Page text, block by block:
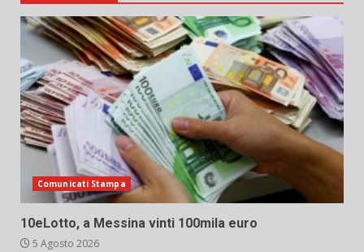
Comunicati Stampa
10eLotto, a Messina vinti 100mila euro
5 Agosto 2026